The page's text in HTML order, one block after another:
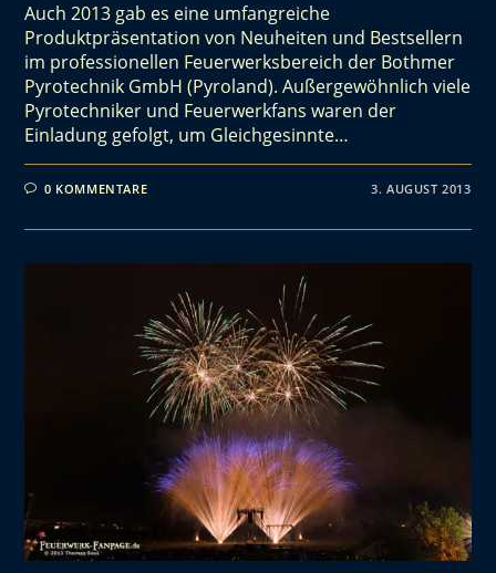
Auch 2013 gab es eine umfangreiche
Produktpräsentation von Neuheiten und Bestsellern
im professionellen Feuerwerksbereich der Bothmer
Pyrotechnik GmbH (Pyroland). Außergewöhnlich viele
Pyrotechniker und Feuerwerkfans waren der
Einladung gefolgt, um Gleichgesinnte…
0 KOMMENTARE 3. AUGUST 2013